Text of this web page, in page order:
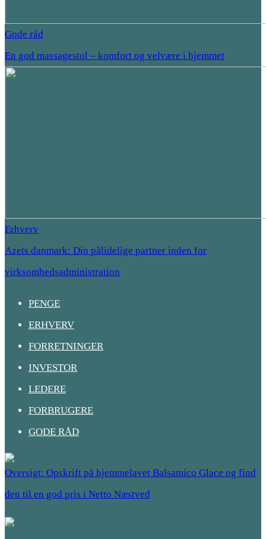
Gode råd
En god massagestol – komfort og velvære i hjemmet
Erhverv
Azets danmark: Din pålidelige partner inden for
virksomhedsadministration
PENGE
ERHVERV
FORRETNINGER
INVESTOR
LEDERE
FORBRUGERE
GODE RÅD
Oversigt: Opskrift på hjemmelavet Balsamico Glace og find
den til en god pris i Netto Næstved